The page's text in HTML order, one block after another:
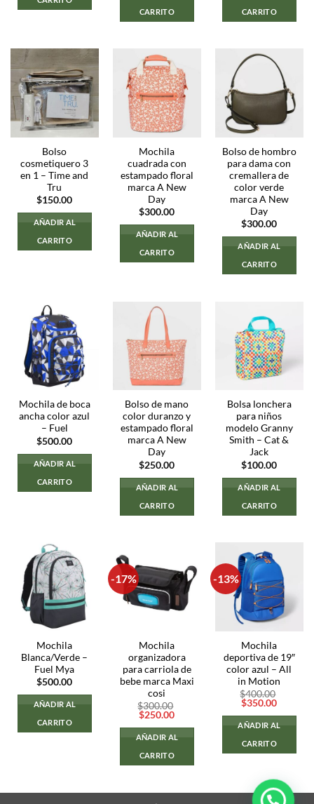
$100.00.
CARRITO
CARRITO
Bolso
cosmetiquero 3
en 1 – Time and
Tru
$150.00
AÑADIR AL
CARRITO
Mochila
cuadrada con
estampado floral
marca A New
Day
$300.00
AÑADIR AL
CARRITO
Bolso de hombro
para dama con
cremallera de
color verde
marca A New
Day
$300.00
AÑADIR AL
CARRITO
Mochila de boca
ancha color azul
– Fuel
$500.00
AÑADIR AL
CARRITO
Bolso de mano
color duranzo y
estampado floral
marca A New
Day
$250.00
AÑADIR AL
CARRITO
Bolsa lonchera
para niños
modelo Granny
Smith – Cat &
Jack
$100.00
AÑADIR AL
CARRITO
Mochila
Blanca/Verde –
Fuel Mya
$500.00
AÑADIR AL
CARRITO
-17%
Mochila
organizadora
para carriola de
bebe marca Maxi
cosi
$300.00
El
original
era:
$300.00.
$250.00El
actual
es:
AÑADIR AL
CARRITO
-13%
Mochila
deportiva de 19″
color azul – All
in Motion
$400.00
El
original
era:
$400.00.
$350.00El
actual
es:
AÑADIR AL
CARRITO